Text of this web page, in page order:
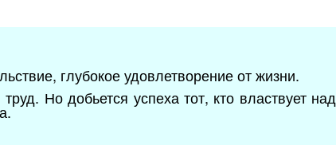
глубокое удовлетворение от жизни.
Но добьется успеха тот, кто властвует над